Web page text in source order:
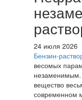
24 июля 2026
Бензин-
весомых
незаменимым.
вещество
современном